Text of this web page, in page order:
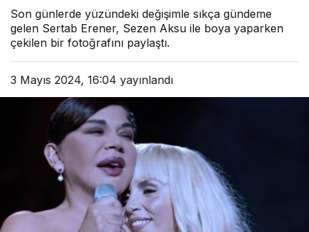
Son günlerde yüzündeki değişimle sıkça gündeme
gelen Sertab Erener, Sezen Aksu ile boya yaparken
çekilen bir fotoğrafını paylaştı.
3 Mayıs 2024, 16:04 yayınlandı